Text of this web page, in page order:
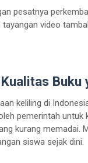
pesatnya
tayangan video
Buku
keliling di
pemerintah untuk
kurang memadai.
siswa sejak dini.